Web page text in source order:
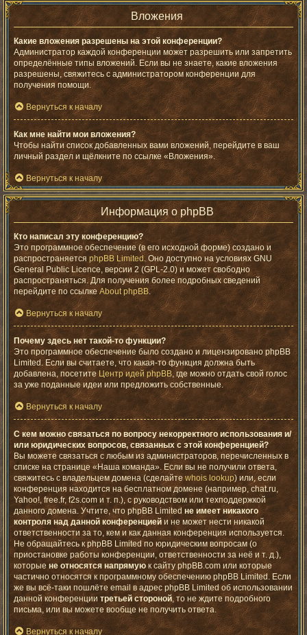
Вложения
Какие вложения разрешены на этой конференции?
Администратор каждой конференции может разрешить или запретить
определённые типы вложений. Если вы не знаете, какие вложения
разрешены, свяжитесь с администратором конференции для
получения помощи.
Вернуться к началу
Как мне найти мои вложения?
Чтобы найти список добавленных вами вложений, перейдите в ваш
личный раздел и щёлкните по ссылке «Вложения».
Вернуться к началу
Информация о phpBB
Кто написал эту конференцию?
Это программное обеспечение (в его исходной форме) создано и
распространяется phpBB Limited. Оно доступно на условиях GNU
General Public Licence, версии 2 (GPL-2.0) и может свободно
распространяться. Для получения более подробных сведений
перейдите по ссылкеAbout phpBB.
Вернуться к началу
Почему здесь нет такой-то функции?
Это программное обеспечение было создано и лицензировано phpBB
Limited. Если вы считаете, что какая-то функция должна быть
добавлена, посетите Центр идей phpBB, где можно отдать свой голос
за уже поданные идеи или предложить собственные.
Вернуться к началу
С кем можно связаться по вопросу некорректного использования и/
или юридических вопросов, связанных с этой конференцией?
Вы можете связаться с любым из администраторов, перечисленных в
списке на странице «Наша команда». Если вы не получили ответа,
свяжитесь с владельцем домена (сделайтеwhois lookup) или, если
конференция находится на бесплатном домене (например, chat.ru,
Yahoo!, free.fr, f2s.com и т. п.), с руководством или техподдержкой
данного домена. Учтите, что phpBB Limitedне имеет никакого
контроля над данной конференциейи не может нести никакой
ответственности за то, кем и как данная конференция используется.
Не обращайтесь к phpBB Limited по юридическим вопросам (о
приостановке работы конференции, ответственности за неё и т. д.),
которые не относятся напрямуюк сайту phpBB.com или которые
частично относятся к программному обеспечению phpBB Limited. Если
же вы всё-таки пошлёте email в адрес phpBB Limited об использовании
данной конференции третьей стороной, то не ждите подробного
письма, или вы можете вообще не получить ответа.
Вернуться к началу